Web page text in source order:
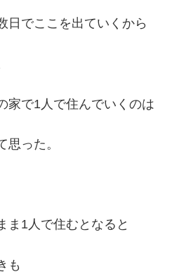
日でここを出ていくから
家で1人で住んでいくのは
思った。
ま1人で住むとなると
も